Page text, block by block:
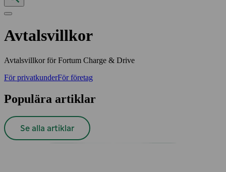
Avtalsvillkor
Avtalsvillkor för Fortum Charge & Drive
För privatkunderFör företag
Populära artiklar
Se alla artiklar